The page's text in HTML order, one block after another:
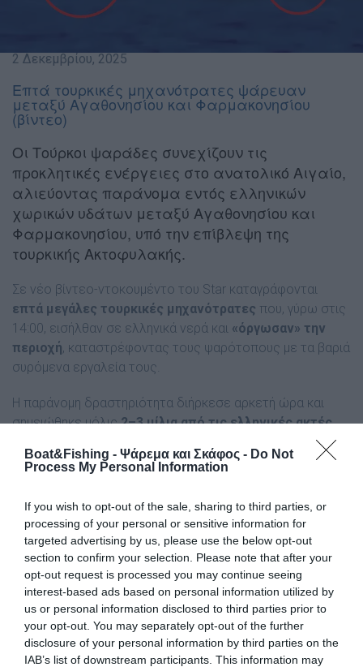
Boat&Fishing - Ψάρεμα και Σκάφος - Do Not
Process My Personal Information
If you wish to opt-out of the sale, sharing to third parties, or
processing of your personal or sensitive information for
targeted advertising by us, please use the below opt-out
section to confirm your selection. Please note that after your
opt-out request is processed you may continue seeing
interest-based ads based on personal information utilized by
us or personal information disclosed to third parties prior to
your opt-out. You may separately opt-out of the further
disclosure of your personal information by third parties on the
IAB’s list of downstream participants. This information may
2 Δεκεμβρίου, 2025
Επτά τουρκικές μηχανότρατες ψάρευαν
μεταξύ Αγαθονησίου και Φαρμακονησίου
(βίντεο)
Οι Τούρκοι ψαράδες συνεχίζουν τις
προκλητικές ενέργειες στο ανατολικό Αιγαίο,
αλιεύοντας παράνομα εντός ελληνικών
χωρικών υδάτων μεταξύ Αγαθονησίου και
Φαρμακονησίου, υπό την επίβλεψη της
τουρκικής Ακτοφυλακής.
Σε νέο βίντεο-ντοκουμέντο του Star καταγράφονται
επτά μεγάλες τουρκικές μηχανότρατες που, γύρω στις
14:00, εισήλθαν σε ελληνικά νερά και «όργωσαν» την
περιοχή, καταστρέφοντας τους ψαρότοπους με τα βαριά
συρόμενα εργαλεία τους.
Η παράνομη δραστηριότητα διήρκεσε αρκετή ώρα και
σημειώθηκε μόλις2–3 μίλια από τις ελληνικές ακτές,
επιβεβαιώνουν τα στίγματα των τουρκικών σκαφών.